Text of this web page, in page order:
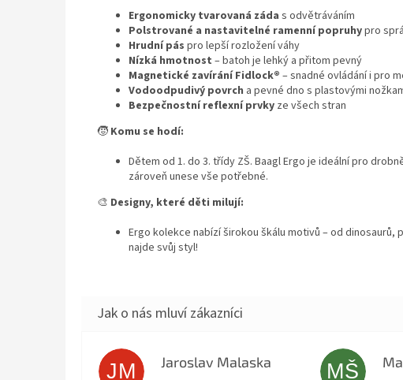
Ergonomicky tvarovaná záda s odvětráváním
Polstrované a nastavitelné ramenní popruhypro
Hrudní pás pro lepší rozložení váhy
Nízká hmotnost – batoh je lehký a přitom pevný
Magnetické zavírání Fidlock® – snadné ovládání i pro
Vodoodpudivý povrch a pevné dno s plastovými
Bezpečnostní reflexní prvky ze všech stran
🧒 Komu se hodí:
Dětem od 1. do 3. třídy ZŠ. Baagl Ergo je ideální pro
zároveň unese vše potřebné.
🎨 Designy, které děti milují:
Ergo kolekce nabízí širokou škálu motivů – od
najde svůj styl!
JM Jaroslav Malaska MŠ